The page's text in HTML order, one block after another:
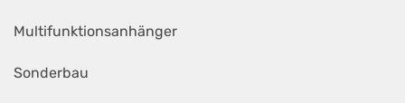
Multifunktionsanhänger
Sonderbau